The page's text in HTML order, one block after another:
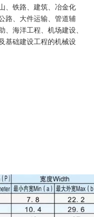
、铁路、建筑、冶金化
路、大件运输、管道辅
、海洋工程、机场建设、
基础建设工程的机械设